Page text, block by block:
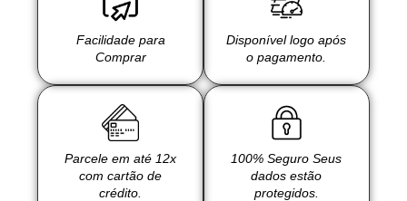
Facilidade para
Comprar
Disponível logo após
o pagamento.
Parcele em até 12x
com cartão de
crédito.
100% Seguro Seus
dados estão
protegidos.